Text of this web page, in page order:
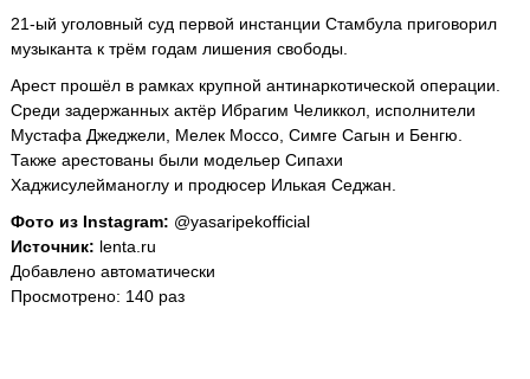
21-ый уголовный суд первой инстанции Стамбула приговорил
музыканта к трём годам лишения свободы.
Арест прошёл в рамках крупной антинаркотической операции.
Среди задержанных актёр Ибрагим Челиккол, исполнители
Мустафа Джеджели, Мелек Моссо, Симге Сагын и Бенгю.
Также арестованы были модельер Сипахи
Хаджисулейманоглу и продюсер Илькая Седжан.
Фото из Instagram: @yasaripekofficial
Источник: lenta.ru
Добавлено автоматически
Просмотрено: 140 раз